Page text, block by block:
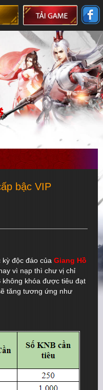
Dẫn] Hệ thống cấp bậc VIP
bậc VIP
độc đáo của Giang Hồ
vì nạp thì chư vị chỉ
không khóa được tiêu đạt
tăng tương ứng như